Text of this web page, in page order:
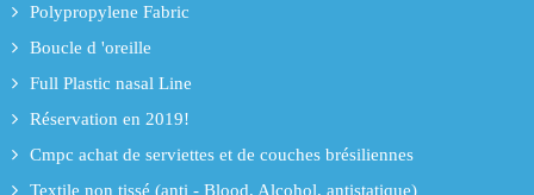
Polypropylene Fabric
Boucle d 'oreille
Full Plastic nasal Line
Réservation en 2019!
Cmpc achat de serviettes et de couches brésiliennes
Textile non tissé (anti - Blood, Alcohol, antistatique)